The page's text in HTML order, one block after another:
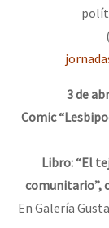
3 de
Comic
Libro: “El
comunitario”,
En Galería